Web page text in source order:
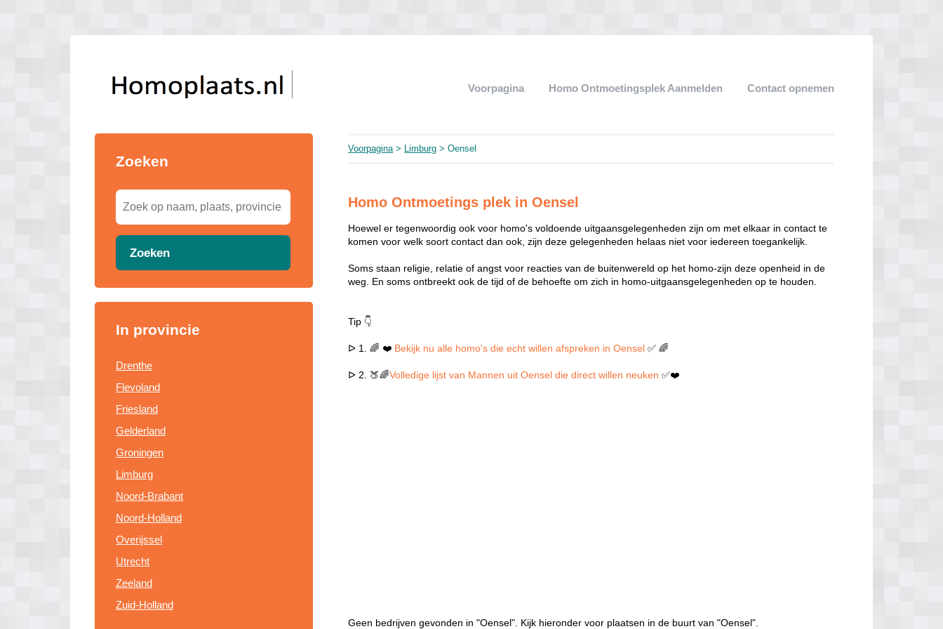
Voorpagina Homo Ontmoetingsplek Aanmelden Contact opnemen
Zoeken
Zoeken
In provincie
Drenthe
Flevoland
Friesland
Gelderland
Groningen
Limburg
Noord-Brabant
Noord-Holland
Overijssel
Utrecht
Zeeland
Zuid-Holland
Voorpagina> Limburg > Oensel
Homo Ontmoetings plek in Oensel
Hoewel er tegenwoordig ook voor homo's voldoende uitgaansgelegenheden zijn om met elkaar in contact te
komen voor welk soort contact dan ook, zijn deze gelegenheden helaas niet voor iedereen toegankelijk.
Soms staan religie, relatie of angst voor reacties van de buitenwereld op het homo-zijn deze openheid in de
weg. En soms ontbreekt ook de tijd of de behoefte om zich in homo-uitgaansgelegenheden op te houden.
Tip 👇
ᐅ 1. 🌈 ❤️ Bekijk nu alle homo's die echt willen afspreken in Oensel ✅ 🌈
ᐅ 2. 🍑🌈Volledige lijst van Mannen uit Oensel die direct willen neuken✅❤️
Geen bedrijven gevonden in "Oensel". Kijk hieronder voor plaatsen in de buurt van "Oensel".